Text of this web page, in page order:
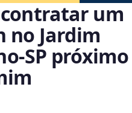
um
no Jardim
próximo